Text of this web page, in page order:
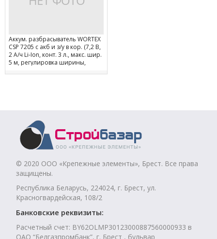
Аккум. разбрасыватель WORTEX
CSP 7205 с акб и з/у в кор. (7,2 В,
2 А/ч Li-Ion, конт. 3 л., макс. шир.
5 м, регулировка ширины,
© 2020 ООО «Крепежные элементы», Брест. Все права
защищены.
Республика Беларусь, 224024, г. Брест, ул.
Красногвардейская, 108/2
Банковские реквизиты:
Расчетный счет: BY62OLMP30123000887560000933 в
ОАО “Белгазпромбанк”, г. Брест , бульвар